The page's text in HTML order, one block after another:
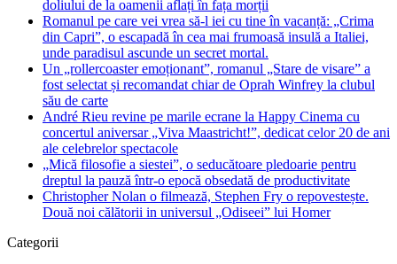
doliului de la oamenii aflați în fața morții
Romanul pe care vei vrea să-l iei cu tine în vacanță: „Crima
din Capri”, o escapadă în cea mai frumoasă insulă a Italiei,
unde paradisul ascunde un secret mortal.
Un „rollercoaster emoționant”, romanul „Stare de visare” a
fost selectat și recomandat chiar de Oprah Winfrey la clubul
său de carte
André Rieu revine pe marile ecrane la Happy Cinema cu
concertul aniversar „Viva Maastricht!”, dedicat celor 20 de ani
ale celebrelor spectacole
„Mică filosofie a siestei”, o seducătoare pledoarie pentru
dreptul la pauză într-o epocă obsedată de productivitate
Christopher Nolan o filmează, Stephen Fry o repovestește.
Două noi călătorii in universul „Odiseei” lui Homer
Categorii